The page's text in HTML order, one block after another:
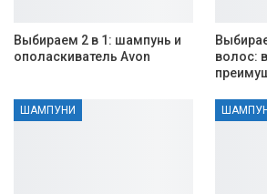
Выбираем 2 в 1: шампунь и
ополаскиватель Avon
волос:
ШАМПУНИ